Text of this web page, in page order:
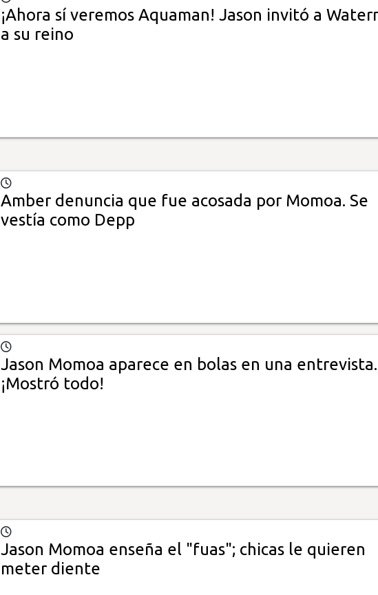
¡Ahora sí veremos Aquaman! Jason invitó a
a su reino
Amber denuncia que fue acosada por Momoa. Se
vestía como Depp
Jason Momoa aparece en bolas en una entrevista.
¡Mostró todo!
Jason Momoa enseña el "fuas"; chicas le quieren
meter diente